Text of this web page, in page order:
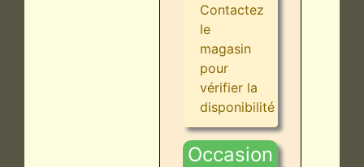
Contactez
le
magasin
pour
vérifier la
disponibilité
Occasion